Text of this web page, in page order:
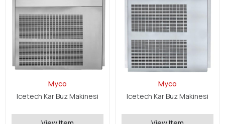
Myco
Icetech Kar Buz Makinesi
Myco
Icetech Kar Buz Makinesi